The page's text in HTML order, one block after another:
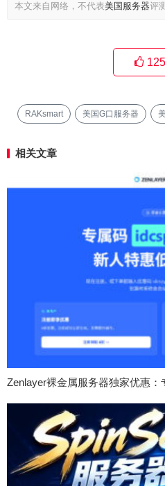
本文来自网络，不代表美国服务器评
125
RAKsmart 美国G口服务器
相关文章
Zenlayer裸金属服务器独家优惠